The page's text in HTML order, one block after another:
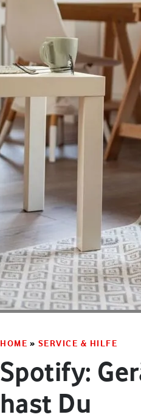
HOME » SERVICE & HILFE
Spotify:
hast Du